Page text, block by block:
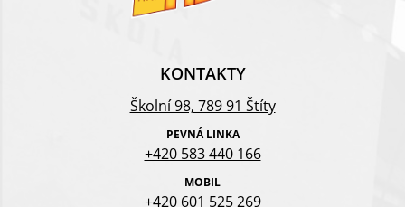
KONTAKTY
Školní 98, 789 91 Štíty
PEVNÁ LINKA
+420 583 440 166
MOBIL
+420 601 525 269